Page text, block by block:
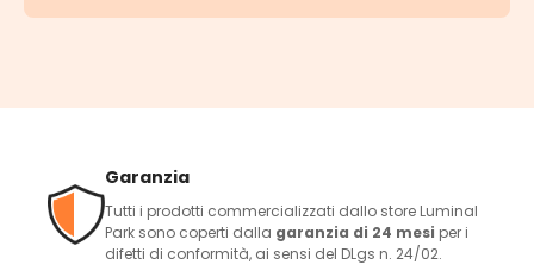
Garanzia
Tutti i prodotti commercializzati dallo store Luminal
Park sono coperti dalla garanzia di 24 mesi per i
difetti di conformità, ai sensi del DLgs n. 24/02.